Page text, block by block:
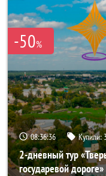
-50%
08:36:34 Купили:
2-дневный тур
государевой дороге»